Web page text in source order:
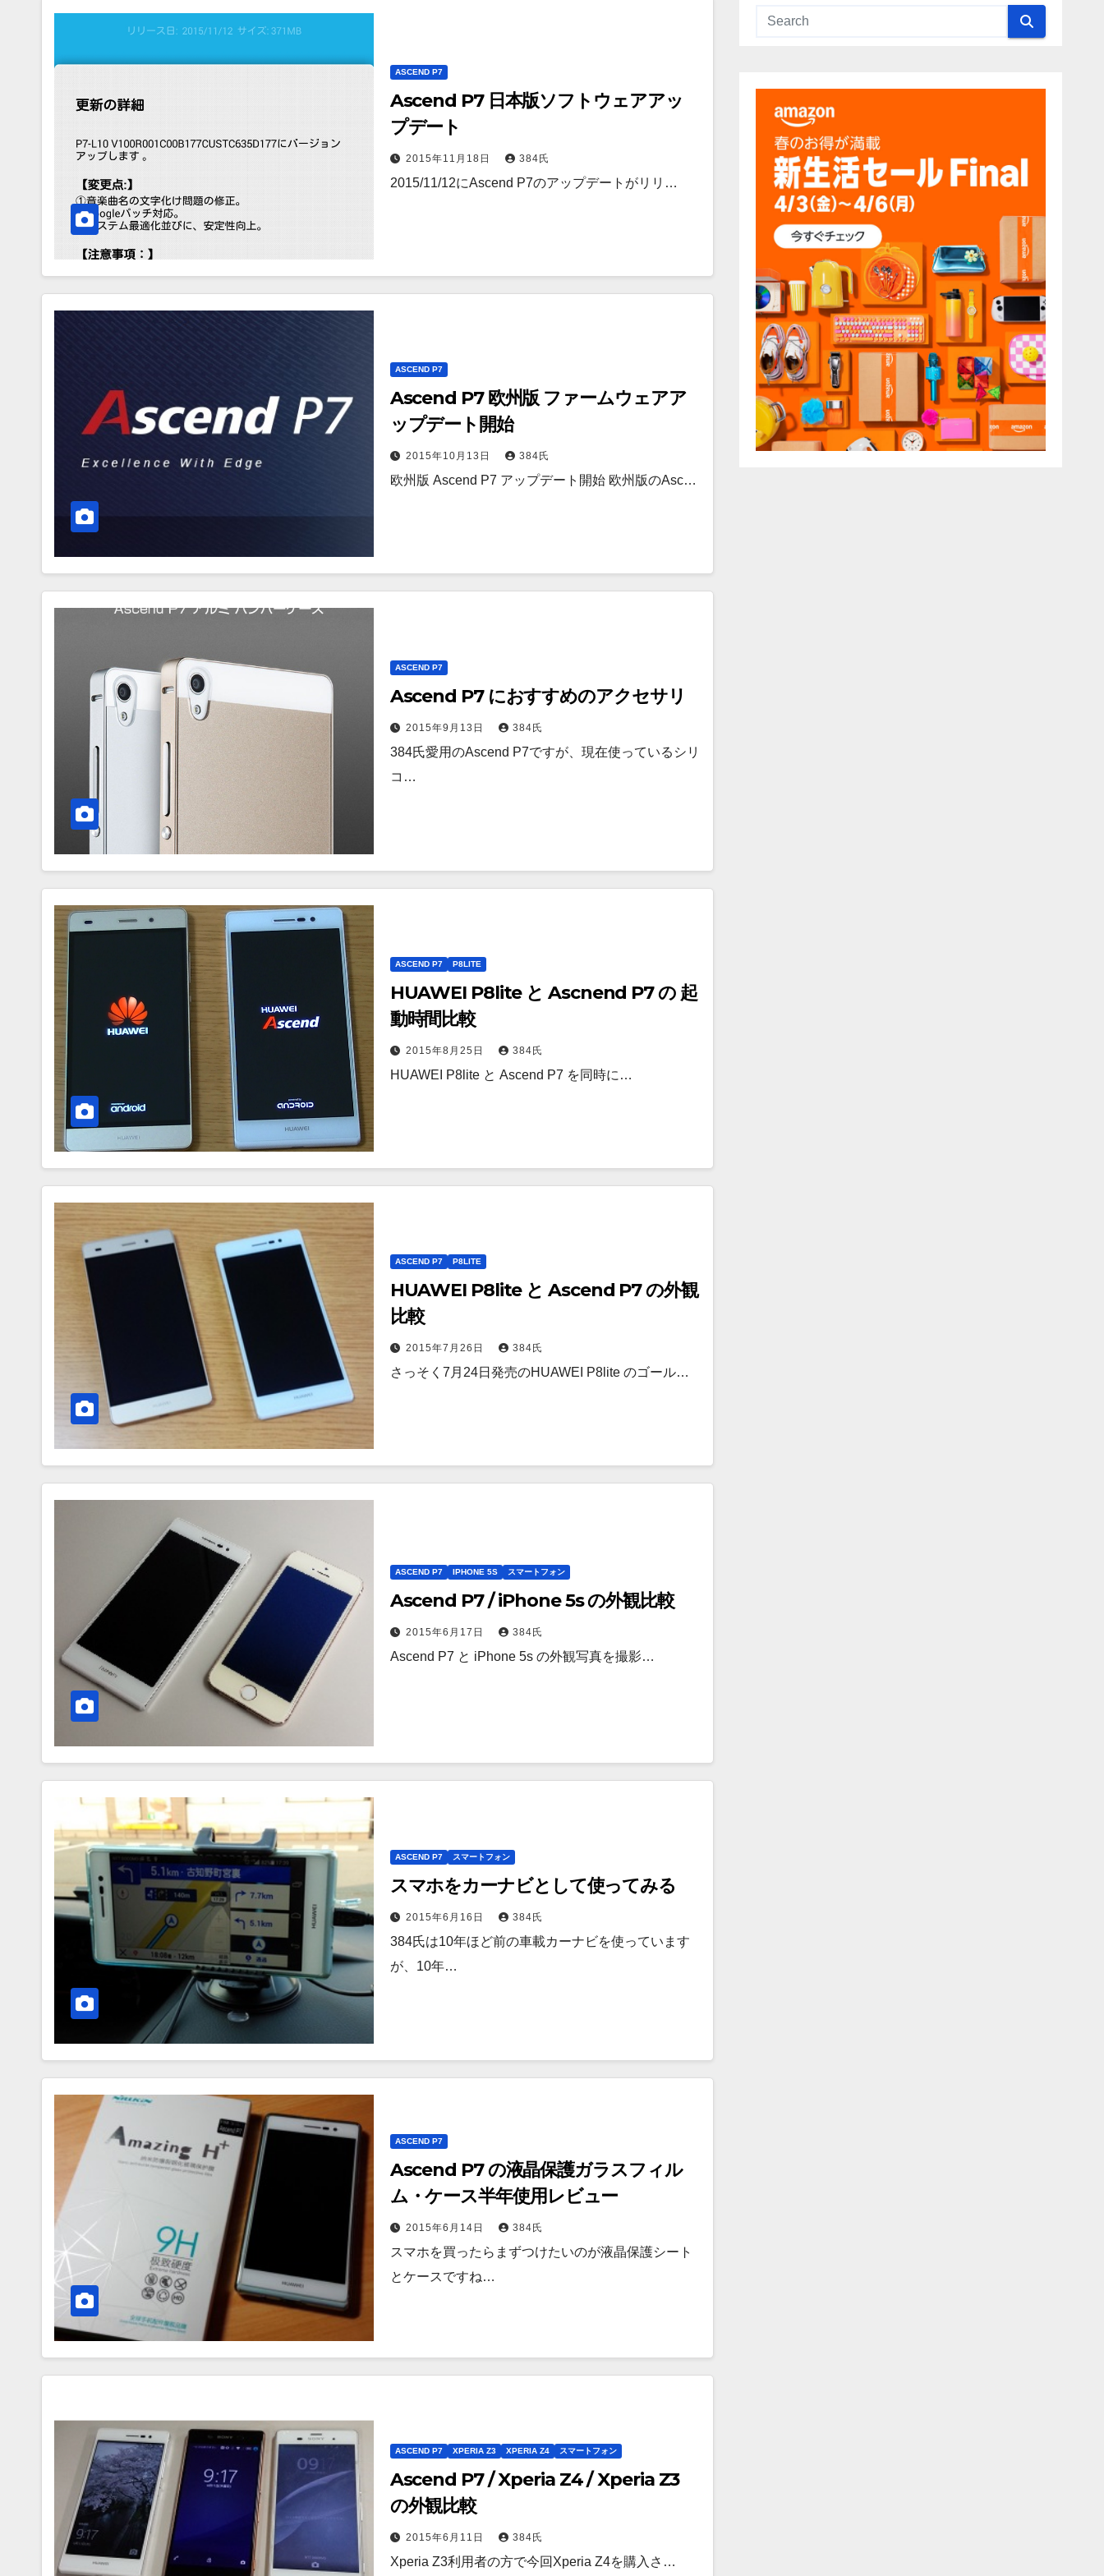
ASCEND P7
Ascend P7 日本版ソフトウェアアッ
プデート
2015年11月18日 384氏
2015/11/12にAscend P7のアップデートがリリ…
ASCEND P7
Ascend P7 欧州版 ファームウェアア
ップデート開始
2015年10月13日 384氏
欧州版 Ascend P7 アップデート開始 欧州版のAsc…
ASCEND P7
Ascend P7 におすすめのアクセサリ
2015年9月13日 384氏
384氏愛用のAscend P7ですが、現在使っているシリ
コ…
ASCEND P7 P8LITE
HUAWEI P8lite と Ascnend P7 の 起
動時間比較
2015年8月25日 384氏
HUAWEI P8lite と Ascend P7 を同時に…
ASCEND P7 P8LITE
HUAWEI P8lite と Ascend P7 の外観
比較
2015年7月26日 384氏
さっそく7月24日発売のHUAWEI P8lite のゴール…
ASCEND P7 IPHONE 5S スマートフォン
Ascend P7 / iPhone 5s の外観比較
2015年6月17日 384氏
Ascend P7 と iPhone 5s の外観写真を撮影…
ASCEND P7 スマートフォン
スマホをカーナビとして使ってみる
2015年6月16日 384氏
384氏は10年ほど前の車載カーナビを使っています
が、10年…
ASCEND P7
Ascend P7 の液晶保護ガラスフィル
ム・ケース半年使用レビュー
2015年6月14日 384氏
スマホを買ったらまずつけたいのが液晶保護シート
とケースですね…
ASCEND P7 XPERIA Z3 XPERIA Z4 スマートフォン
Ascend P7 / Xperia Z4 / Xperia Z3
の外観比較
2015年6月11日 384氏
Xperia Z3利用者の方で今回Xperia Z4を購入さ…